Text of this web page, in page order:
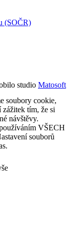
(SOČR)
studio Matosoft
soubory cookie,
tím, že si
návštěvy.
VŠECH
souborů